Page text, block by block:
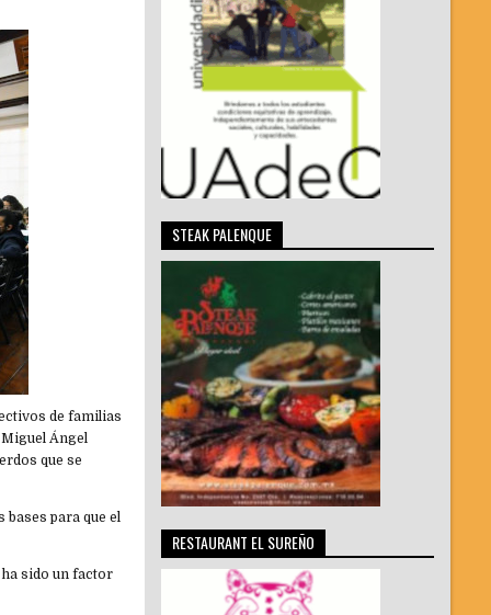
de familias
Ángel
que se
para que el
sido un factor
STEAK PALENQUE
RESTAURANT EL SUREÑO